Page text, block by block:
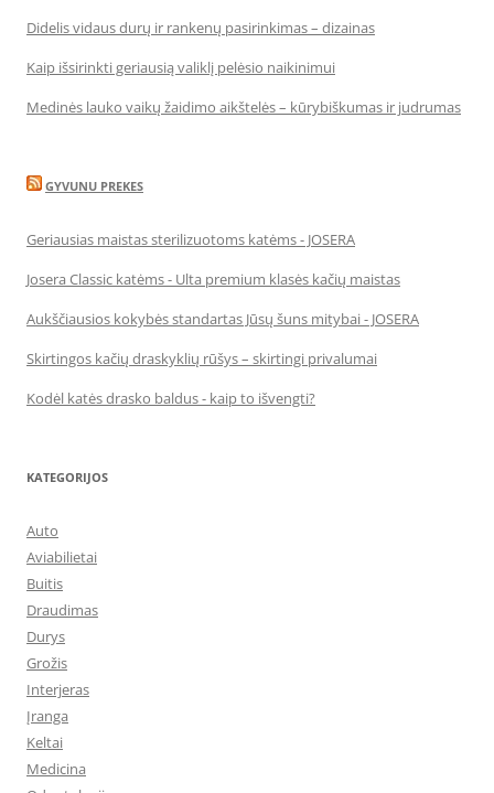
Didelis vidaus durų ir rankenų pasirinkimas – dizainas
Kaip išsirinkti geriausią valiklį pelėsio naikinimui
Medinės lauko vaikų žaidimo aikštelės – kūrybiškumas ir judrumas
GYVUNU PREKES
Geriausias maistas sterilizuotoms katėms - JOSERA
Josera Classic katėms - Ulta premium klasės kačių maistas
Aukščiausios kokybės standartas Jūsų šuns mitybai - JOSERA
Skirtingos kačių draskyklių rūšys – skirtingi privalumai
Kodėl katės drasko baldus - kaip to išvengti?
KATEGORIJOS
Auto
Aviabilietai
Buitis
Draudimas
Durys
Grožis
Interjeras
Įranga
Keltai
Medicina